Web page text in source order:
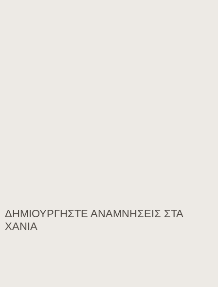
ΔΗΜΙΟΥΡΓΉΣΤΕ ΑΝΑΜΝΉΣΕΙΣ ΣΤΑ
ΧΑΝΙΆ